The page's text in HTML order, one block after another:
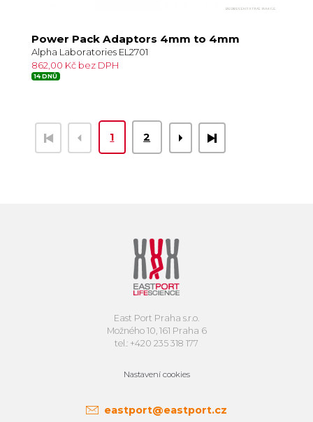
Power Pack Adaptors 4mm to 4mm
Alpha Laboratories EL2701
862,00 Kč bez DPH
14 DNŮ
1 2
East Port Praha s.r.o.
Možného 10, 161 Praha 6
tel.: +420 235 318 177
Nastavení cookies
eastport@eastport.cz